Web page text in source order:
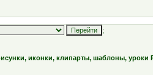
;
иконки, клипарты, шаблоны, уроки